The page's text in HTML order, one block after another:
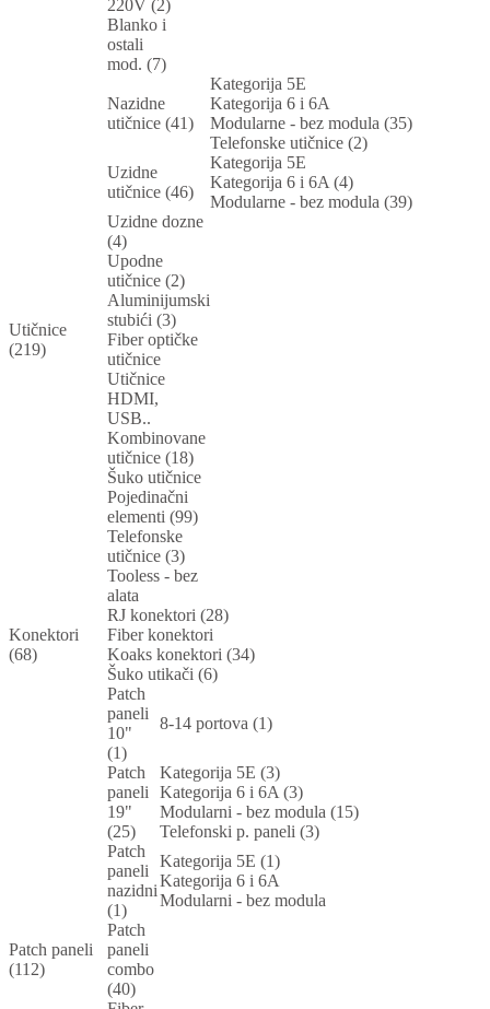
220V (2)
Blanko i
ostali
mod. (7)
Utičnice
(219)
Nazidne
utičnice (41)
Kategorija 5E
Kategorija 6 i 6A
Modularne - bez modula (35)
Telefonske utičnice (2)
Uzidne
utičnice (46)
Kategorija 5E
Kategorija 6 i 6A (4)
Modularne - bez modula (39)
Uzidne dozne
(4)
Upodne
utičnice (2)
Aluminijumski
stubići (3)
Fiber optičke
utičnice
Utičnice
HDMI,
USB..
Kombinovane
utičnice (18)
Šuko utičnice
Pojedinačni
elementi (99)
Telefonske
utičnice (3)
Tooless - bez
alata
Konektori
(68)
RJ konektori (28)
Fiber konektori
Koaks konektori (34)
Šuko utikači (6)
Patch paneli
(112)
Patch
paneli
10"
(1)
8-14 portova (1)
Patch
paneli
19"
(25)
Kategorija 5E (3)
Kategorija 6 i 6A (3)
Modularni - bez modula (15)
Telefonski p. paneli (3)
Patch
paneli
nazidni
(1)
Kategorija 5E (1)
Kategorija 6 i 6A
Modularni - bez modula
Patch
paneli
combo
(40)